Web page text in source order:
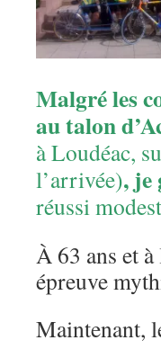
Malgré les
au talon
à Loudéac,
l’arrivée), je
réussi
À 63 ans et
épreuve
Maintenant,